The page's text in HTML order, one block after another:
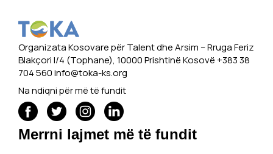
Organizata Kosovare për Talent dhe Arsim -- Rruga Feriz
Blakçori I/4 (Tophane), 10000 Prishtinë Kosovë +383 38
704 560info@toka-ks.org
Na ndiqni për më të fundit
Merrni lajmet më të fundit